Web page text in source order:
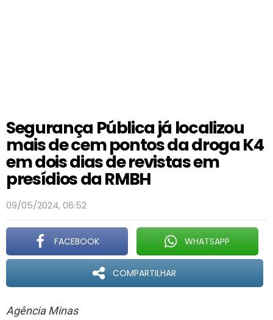
Segurança Pública já localizou
mais de cem pontos da droga K4
em dois dias de revistas em
presídios da RMBH
09/05/2024, 06:52
FACEBOOK WHATSAPP
COMPARTILHAR
Agência Minas